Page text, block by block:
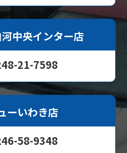
中央インター店
21-7598
ーいわき店
58-9348